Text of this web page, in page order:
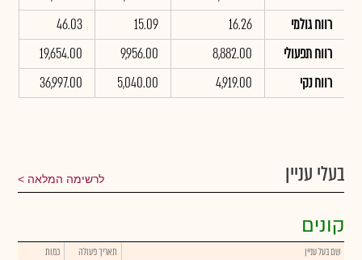
רווח גולמי
16.26
15.09
46.03
רווח תפעולי
8,882.00
9,956.00
19,654.00
רווח נקי
4,919.00
5,040.00
36,997.00
בעלי עניין לרשימה המלאה
קונים
שם בעל עניין תאריך פעולה כמות